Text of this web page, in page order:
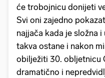
će trobojnicu donijeti
Svi oni zajedno
najjača kada je složna
takva ostane i nakon
obilježiti 30. obljetnicu
dramatično i